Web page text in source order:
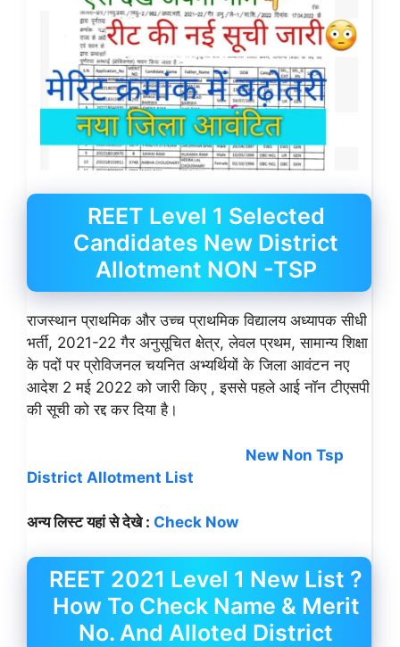
REET Level 1 Selected
Candidates New District
Allotment NON -TSP
राजस्थान प्राथमिक और उच्च प्राथमिक विद्यालय अध्यापक सीधी
भर्ती, 2021-22 गैर अनुसूचित क्षेत्र, लेवल प्रथम, सामान्य शिक्षा
के पदों पर प्रोविजनल चयनित अभ्यर्थियों के जिला आवंटन नए
आदेश 2 मई 2022 को जारी किए , इससे पहले आई नॉन टीएसपी
की सूची को रद्द कर दिया है।
New Non Tsp
District Allotment List
अन्य लिस्ट यहां से देखे : Check Now
REET 2021 Level 1 New List ?
How To Check Name & Merit
No. And Alloted District